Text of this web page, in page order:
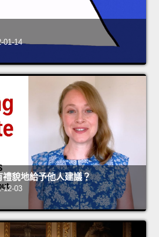
01-14
貌地給予他人建議？
12-03